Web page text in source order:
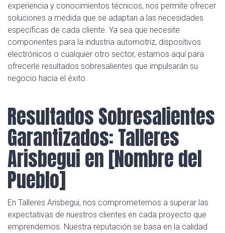
experiencia y conocimientos técnicos, nos permite ofrecer
soluciones a medida que se adaptan a las necesidades
específicas de cada cliente. Ya sea que necesite
componentes para la industria automotriz, dispositivos
electrónicos o cualquier otro sector, estamos aquí para
ofrecerle resultados sobresalientes que impulsarán su
negocio hacia el éxito.
Resultados Sobresalientes
Garantizados: Talleres
Arisbegui en [Nombre del
Pueblo]
En Talleres Arisbegui, nos comprometemos a superar las
expectativas de nuestros clientes en cada proyecto que
emprendemos. Nuestra reputación se basa en la calidad